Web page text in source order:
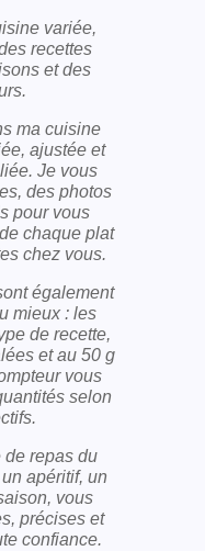
variée,
recettes
et des
ma cuisine
ajustée et
Je vous
des photos
pour vous
chaque plat
chez vous.
également
mieux : les
de recette,
et au 50 g
vous
selon
de repas du
apéritif, un
vous
précises et
confiance.